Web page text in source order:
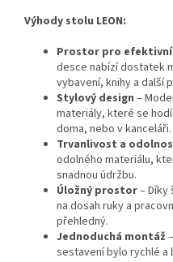
Výhody stolu LEON:
Prostor pro
desce nabízí dostatek
vybavení, knihy a další
Stylový design –
materiály, které se
doma, nebo v kanceláři.
Trvanlivost a
odolného materiálu,
snadnou údržbu.
Úložný prostor– Díky
na dosah ruky a
přehledný.
Jednoduchá montáž
sestavení bylo rychlé a